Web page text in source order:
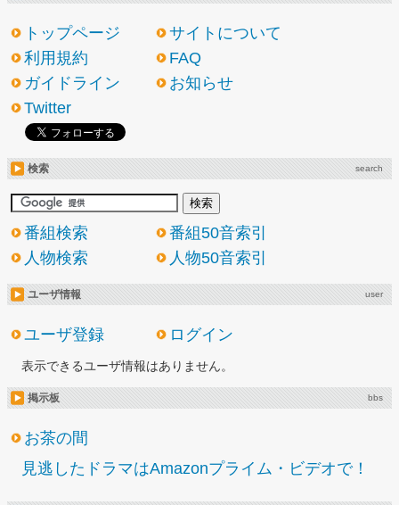
トップページ
サイトについて
利用規約
FAQ
ガイドライン
お知らせ
Twitter
検索 search
番組検索
番組50音索引
人物検索
人物50音索引
ユーザ情報 user
ユーザ登録 ログイン
表示できるユーザ情報はありません。
掲示板 bbs
お茶の間
見逃したドラマはAmazonプライム・ビデオで！